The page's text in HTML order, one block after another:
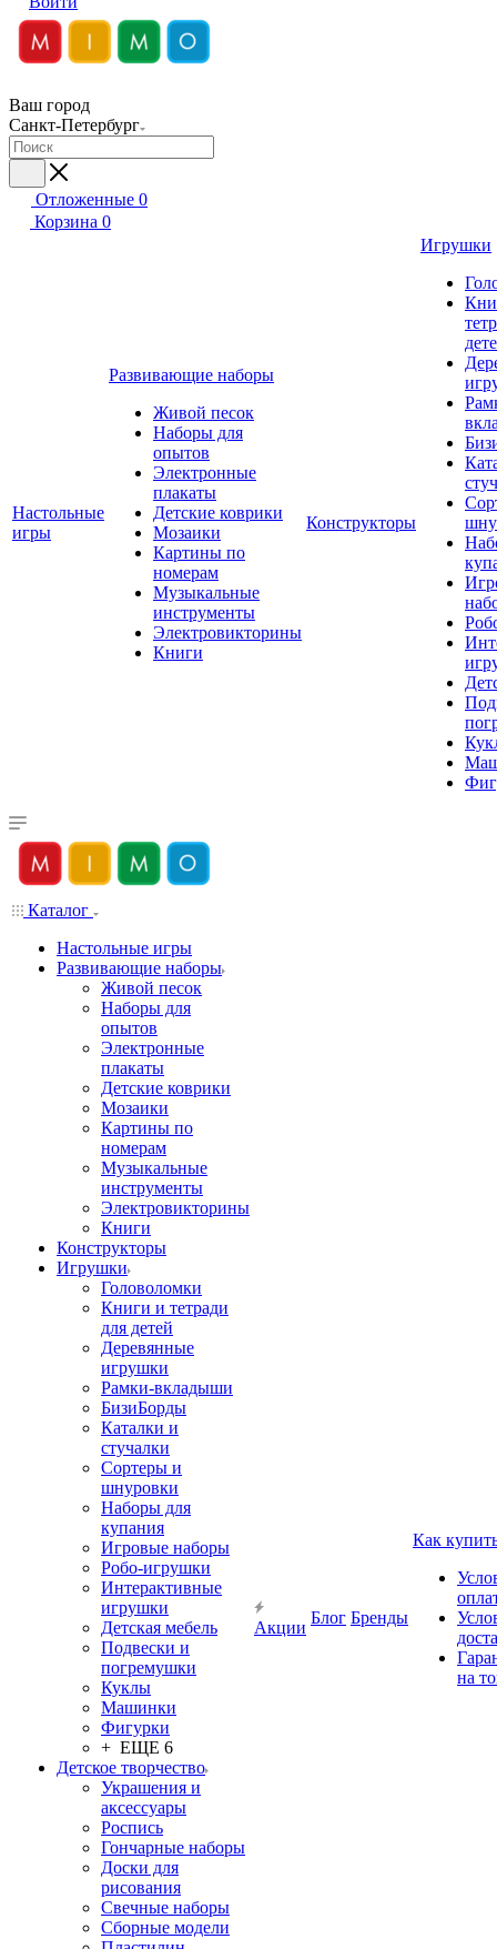
Ваш город
Санкт-Петербург
Отложенные 0
Корзина 0
Настольные
игры
Развивающие наборы
Живой песок
Наборы для
опытов
Электронные
плакаты
Детские коврики
Мозаики
Картины по
номерам
Музыкальные
инструменты
Электровикторины
Книги
Конструкторы
Игрушки
Каталог
Настольные игры
Развивающие наборы
Живой песок
Наборы для
опытов
Электронные
плакаты
Детские коврики
Мозаики
Картины по
номерам
Музыкальные
инструменты
Электровикторины
Книги
Конструкторы
Игрушки
Головоломки
Книги и тетради
для детей
Деревянные
игрушки
Рамки-вкладыши
БизиБорды
Каталки и
стучалки
Сортеры и
шнуровки
Наборы для
купания
Игровые наборы
Робо-игрушки
Интерактивные
игрушки
Детская мебель
Подвески и
погремушки
Куклы
Машинки
Фигурки
+ ЕЩЕ 6
Детское творчество
Украшения и
аксессуары
Роспись
Гончарные наборы
Доски для
рисования
Свечные наборы
Сборные модели
Акции
Блог Бренды
Как
на